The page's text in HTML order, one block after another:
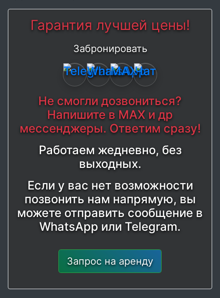
Гарантия лучшей цены!
Забронировать
Не смогли дозвониться?
Напишите в MAX и др
мессенджеры. Ответим сразу!
Работаем жедневно, без
выходных.
Если у вас нет возможности
позвонить нам напрямую, вы
можете отправить сообщение в
WhatsApp или Telegram.
Запрос на аренду